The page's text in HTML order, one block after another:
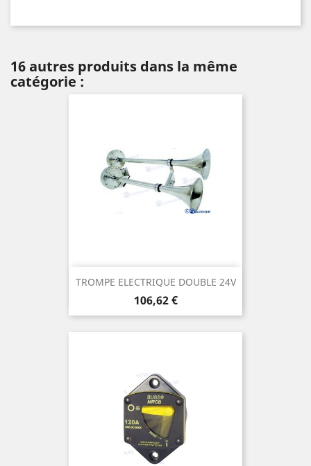
16 autres produits dans la même
catégorie :
TROMPE ELECTRIQUE DOUBLE 24V
Prix
106,62 €